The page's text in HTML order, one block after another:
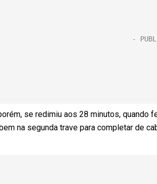
se redimiu aos 28 minutos, quando
na segunda trave para completar de